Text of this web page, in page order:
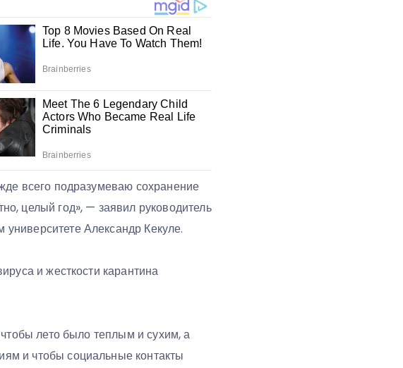
всего подразумеваю сохранение
целый год», — заявил руководитель
Александр Кекуле.
и жесткости карантина
лето было теплым и сухим, а
и чтобы социальные контакты